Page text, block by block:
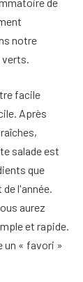
notre
facile
Après
salade est
que
l'année.
aurez
et rapide.
un « favori »